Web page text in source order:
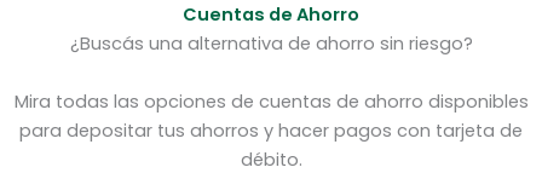
Cuentas de Ahorro
¿Buscás una alternativa de ahorro sin riesgo?
Mira todas las opciones de cuentas de ahorro disponibles
para depositar tus ahorros y hacer pagos con tarjeta de
débito.